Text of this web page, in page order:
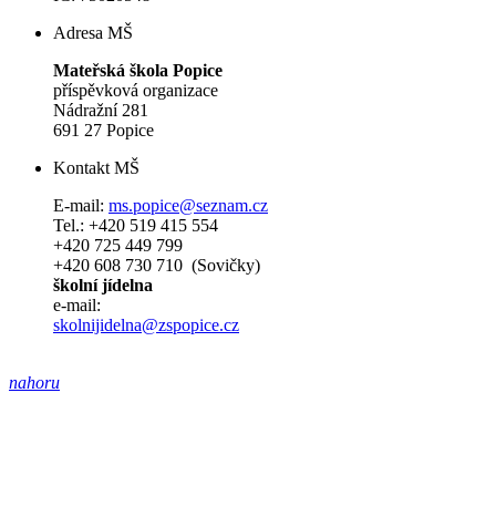
Adresa MŠ
Mateřská škola Popice
příspěvková organizace
Nádražní 281
691 27 Popice
Kontakt MŠ
E-mail: ms.popice@seznam.cz
Tel.: +420 519 415 554
+420 725 449 799
+420 608 730 710 (Sovičky)
školní jídelna
e-mail:
skolnijidelna@zspopice.cz
nahoru